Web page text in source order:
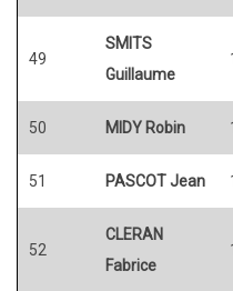
49
SMITS
Guillaume
50 MIDY Robin
51 PASCOT Jean
52
CLERAN
Fabrice